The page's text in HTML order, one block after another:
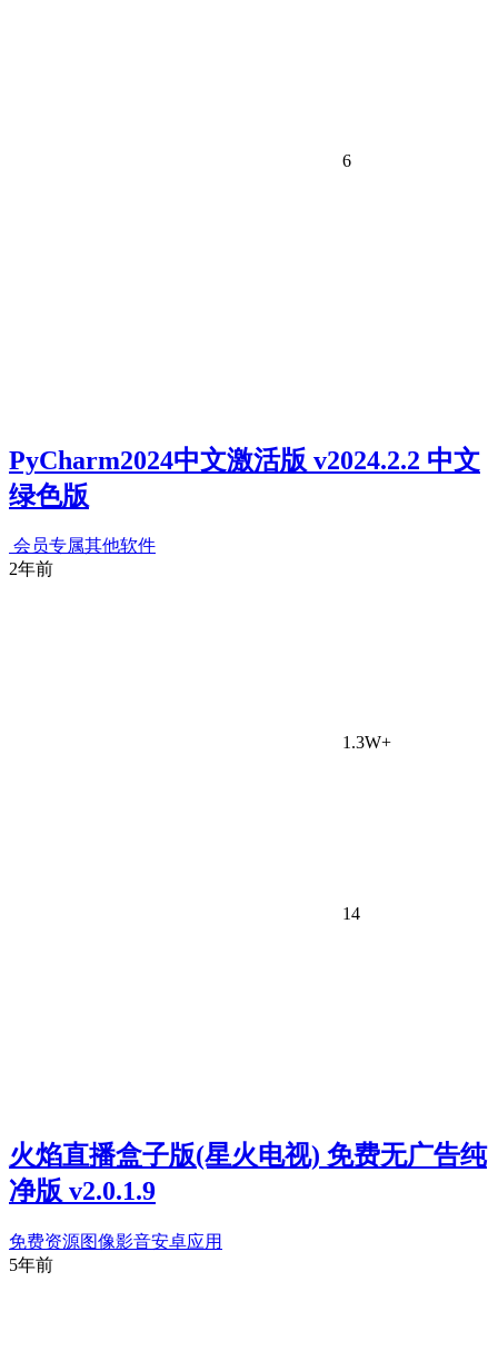
6
PyCharm2024中文激活版 v2024.2.2 中文
绿色版
会员专属其他软件
2年前
1.3W+
14
火焰直播盒子版(星火电视) 免费无广告纯
净版 v2.0.1.9
免费资源图像影音安卓应用
5年前